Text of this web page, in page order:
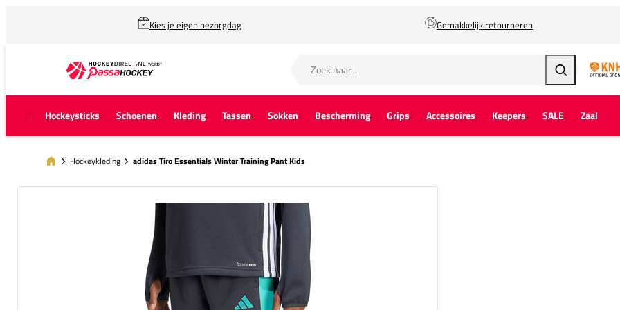
Kies je eigen bezorgdag Gemakkelijk retourneren
Zoeken
Hockeysticks Schoenen Kleding Tassen Sokken Bescherming Grips Accessoires Keepers SALE Zaal
Hockeykleding adidas Tiro Essentials Winter Training Pant Kids